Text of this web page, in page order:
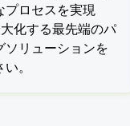
プロセスを実現
化する最先端のパ
ソリューションを
。